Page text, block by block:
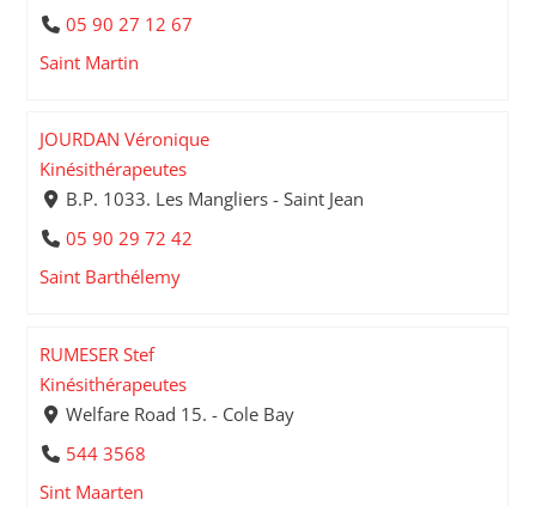
05 90 27 12 67
Saint Martin
JOURDAN Véronique
Kinésithérapeutes
B.P. 1033. Les Mangliers - Saint Jean
05 90 29 72 42
Saint Barthélemy
RUMESER Stef
Kinésithérapeutes
Welfare Road 15. - Cole Bay
544 3568
Sint Maarten